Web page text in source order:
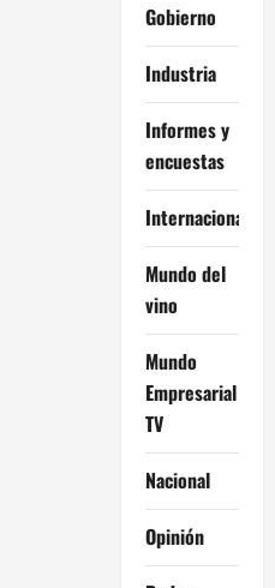
Gobierno
Industria
Informes y
encuestas
Internacional
Mundo del
vino
Mundo
Empresarial
TV
Nacional
Opinión